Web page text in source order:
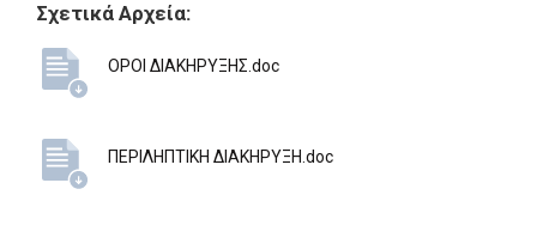
Σχετικά Αρχεία:
ΟΡΟΙ ΔΙΑΚΗΡΥΞΗΣ.doc
ΠΕΡΙΛΗΠΤΙΚΗ ΔΙΑΚΗΡΥΞΗ.doc